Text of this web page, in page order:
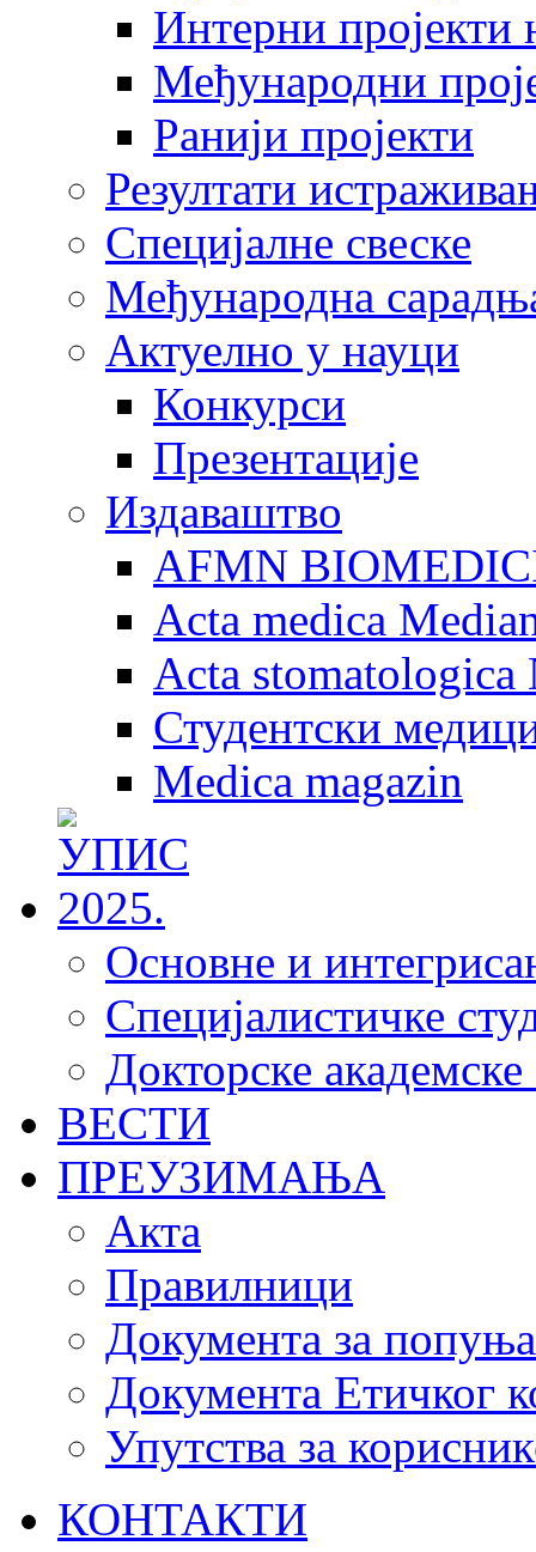
Интерни пројекти
Међународни
Ранији пројекти
Резултати
Специјалне свеске
Међународна
Актуелно у науци
Конкурси
Презентације
Издаваштво
AFMN
Acta medica
Acta stomatologica
Студентски
Medica magazin
Основне и
Специјалистичке
Докторске академске
ВЕСТИ
ПРЕУЗИМАЊА
Акта
Правилници
Документа за
Документа Етичког
Упутства за
КОНТАКТИ